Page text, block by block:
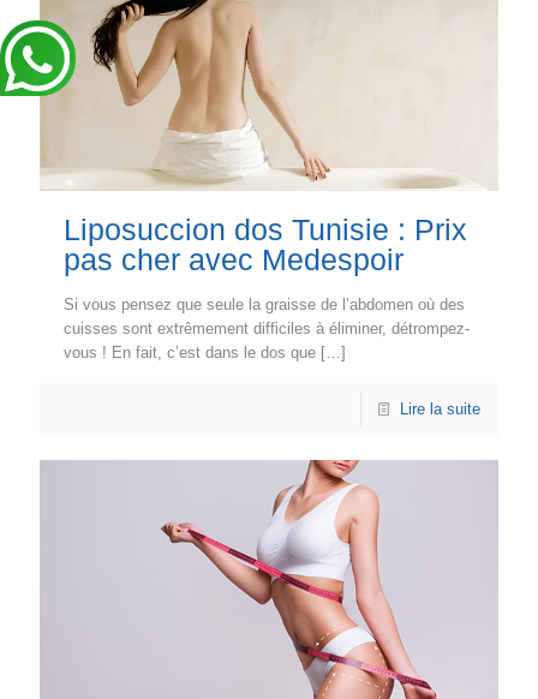
Liposuccion dos Tunisie : Prix
pas cher avec Medespoir
Si vous pensez que seule la graisse de l’abdomen où des
cuisses sont extrêmement difficiles à éliminer, détrompez-
vous ! En fait, c’est dans le dos que […]
Lire la suite